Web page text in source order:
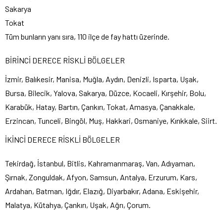
Sakarya
Tokat
Tüm bunların yanı sıra, 110 ilçe de fay hattı üzerinde.
BİRİNCİ DERECE RİSKLİ BÖLGELER
İzmir, Balıkesir, Manisa, Muğla, Aydın, Denizli, Isparta, Uşak,
Bursa, Bilecik, Yalova, Sakarya, Düzce, Kocaeli, Kırşehir, Bolu,
Karabük, Hatay, Bartın, Çankırı, Tokat, Amasya, Çanakkale,
Erzincan, Tunceli, Bingöl, Muş, Hakkari, Osmaniye, Kırıkkale, Siirt.
İKİNCİ DERECE RİSKLİ BÖLGELER
Tekirdağ, İstanbul, Bitlis, Kahramanmaraş, Van, Adıyaman,
Şırnak, Zonguldak, Afyon, Samsun, Antalya, Erzurum, Kars,
Ardahan, Batman, Iğdır, Elazığ, Diyarbakır, Adana, Eskişehir,
Malatya, Kütahya, Çankırı, Uşak, Ağrı, Çorum.